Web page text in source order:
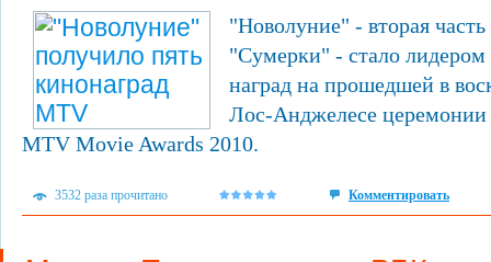
"Новолуние" - вторая
"Сумерки" - стало
наград на прошедшей в
Лос-Анджелесе
MTV Movie Awards 2010.
3532 раза прочитано Комментировать